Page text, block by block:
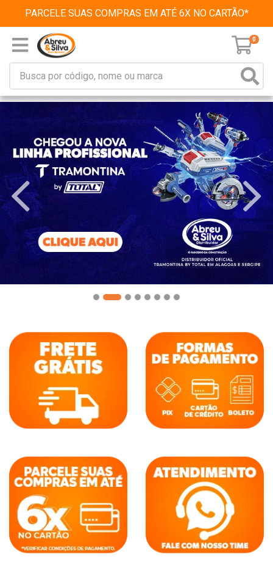
PARCELE SUAS COMPRAS EM ATÉ 6X NO CARTÃO*
0